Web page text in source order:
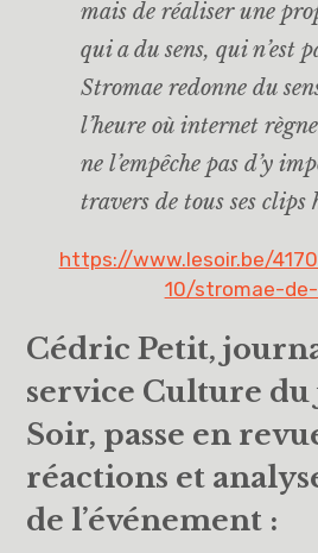
mais de réaliser une
qui a du sens, qui n’est
Stromae redonne du
l’heure où internet
ne l’empêche pas d’y
travers de tous ses clips
https://www.lesoir.be/
10/stromae-
Cédric Petit, j
service Culture
Soir, passe en
réactions et
de l’événement :